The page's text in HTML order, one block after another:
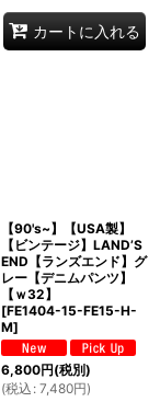
カートに入れる
【90's~】【USA製】
【ビンテージ】LAND’S
END【ランズエンド】グ
レー【デニムパンツ】
【ｗ32】
[FE1404-15-FE15-H-
M]
6,800円(税別)
(税込 : 7,480円)